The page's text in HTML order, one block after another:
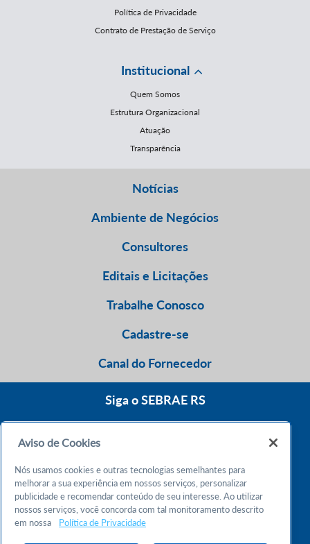
Política de Privacidade
Contrato de Prestação de Serviço
Institucional
Quem Somos
Estrutura Organizacional
Atuação
Transparência
Notícias
Ambiente de Negócios
Consultores
Editais e Licitações
Trabalhe Conosco
Cadastre-se
Canal do Fornecedor
Siga o SEBRAE RS
Atendimento 24h
Chame no WhatsApp
Aviso de Cookies
Nós usamos cookies e outras tecnologias semelhantes para
melhorar a sua experiência em nossos serviços, personalizar
publicidade e recomendar conteúdo de seu interesse. Ao utilizar
nossos serviços, você concorda com tal monitoramento descrito
em nossa
Política de Privacidade